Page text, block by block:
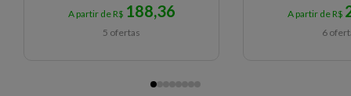
A partir de R$ 188,36
5 ofertas
A partir de R$
6